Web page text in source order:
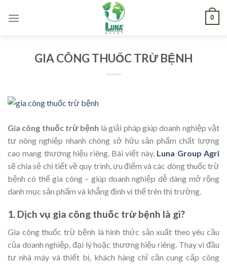
0
GIA CÔNG THUỐC TRỪ BỆNH
Gia công thuốc trừ bệnh là giải pháp giúp doanh nghiệp vật
tư nông nghiệp nhanh chóng sở hữu sản phẩm chất lượng
cao mang thương hiệu riêng. Bài viết này, Luna Group Agri
sẽ chia sẻ chi tiết về quy trình, ưu điểm và các dòng thuốc trừ
bệnh có thể gia công – giúp doanh nghiệp dễ dàng mở rộng
danh mục sản phẩm và khẳng định vị thế trên thị trường.
1. Dịch vụ gia công thuốc trừ bệnh là gì?
Gia công thuốc trừ bệnh là hình thức sản xuất theo yêu cầu
của doanh nghiệp, đại lý hoặc thương hiệu riêng. Thay vì đầu
tư nhà máy và thiết bị, khách hàng chỉ cần cung cấp công